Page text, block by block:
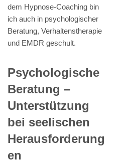
dem Hypnose-Coaching bin
ich auch in psychologischer
Beratung, Verhaltenstherapie
und EMDR geschult.
Psychologische
Beratung –
Unterstützung
bei seelischen
Herausforderung
en